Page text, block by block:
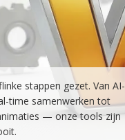
stappen gezet. Van AI-
time samenwerken tot
— onze tools zijn